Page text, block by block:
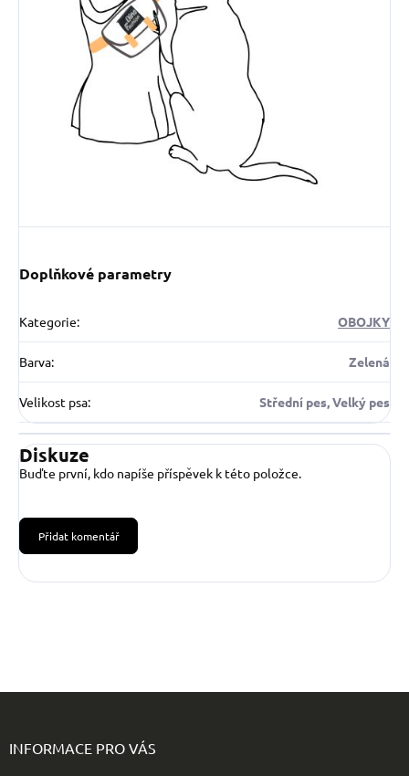
Doplňkové parametry
Kategorie: OBOJKY
Barva: Zelená
Velikost psa: Střední pes, Velký pes
Diskuze
Buďte první, kdo napíše příspěvek k této položce.
Přidat komentář
INFORMACE PRO VÁS